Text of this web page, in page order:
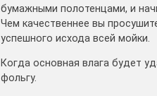
бумажными полотенцами, и
Чем качественнее вы
успешного исхода всей мойки.
Когда основная влага будет
фольгу.